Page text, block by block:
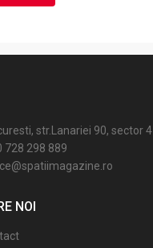
str.Lanariei 90, sector 4
728 298 889
NOI